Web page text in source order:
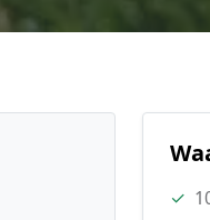
✓